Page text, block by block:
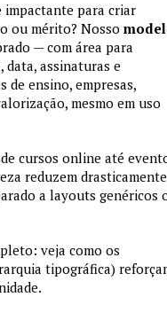
impactante para criar
ou mérito? Nosso
— com área para
assinaturas e
ensino, empresas,
mesmo em uso
cursos online até
reduzem
a layouts genéricos
veja como os
tipográfica)